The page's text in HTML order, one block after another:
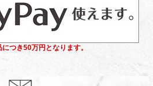
つき50万円となります。